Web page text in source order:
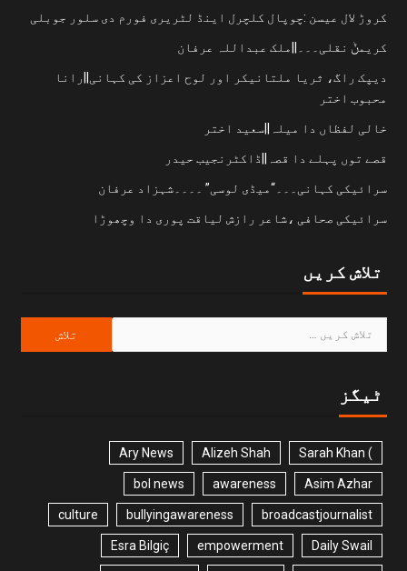
کروڑ لال عیسن :چوپال کلچرل اینڈ لٹریری فورم دی سلور جوبلی
کریمݨ نقلی۔۔۔||ملک عبداللہ عرفان
دیپک راگ، ثریا ملتانیکر اور لوح اعزاز کی کہانی||رانا
محبوب اختر
خالی لفظاں دا میلہ||سعید اختر
قصے توں پہلے دا قصہ||ڈاکٹرنجیب حیدر
سرائیکی کہانی۔۔۔“میڈی لوسی” ۔۔۔۔شہزاد عرفان
سرائیکی صحافی ،شاعر رازش لیاقت پوری دا وچھوڑا
تلاش کریں
ٹیگز
) Sarah Khan
Alizeh Shah
Ary News
Asim Azhar
awareness
bol news
broadcastjournalist
bullyingawareness
culture
Daily Swail
empowerment
Esra Bilgiç